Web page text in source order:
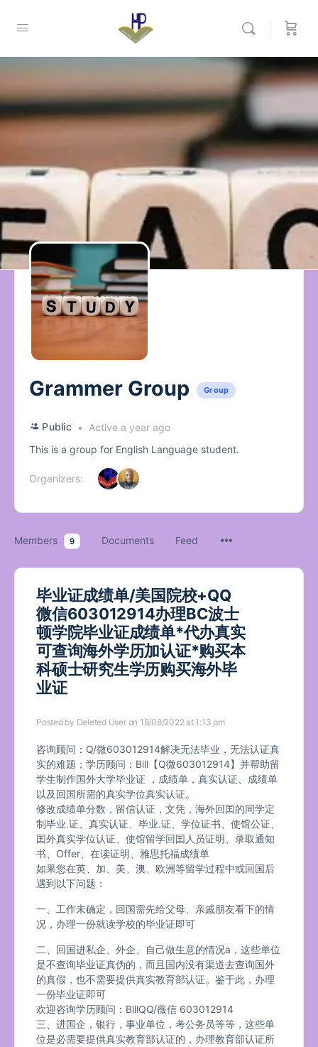
Grammer Group Group
Public
Active a year ago
This is a group for English Language student.
Organizers:
Members 9 Documents Feed
毕业证成绩单/美国院校+QQ
微信603012914办理BC波士
顿学院毕业证成绩单*代办真实
可查询海外学历加认证*购买本
科硕士研究生学历购买海外毕
业证
Posted by Deleted User on 18/08/2022 at 1:13 pm
咨询顾问：Q/微603012914解决无法毕业，无法认证真
实的难题；学历顾问：Bill【Q微603012914】并帮助留
学生制作国外大学毕业证 ，成绩单，真实认证、成绩单
以及回国所需的真实学位真实认证。
修改成绩单分数，留信认证，文凭，海外回囯的同学定
制毕业.证、真实认证、毕业.证、学位证书、使馆公证、
囯外真实学位认证、使馆留学回囯人员证明、录取通知
书、Offer、在读证明、雅思托福成绩单
如果您在英、加、美、澳、欧洲等留学过程中或回国后
遇到以下问题：
一、工作未确定，回国需先给父母、亲戚朋友看下的情
况，办理一份就读学校的毕业证即可
二、回国进私企、外企、自己做生意的情况a，这些单位
是不查询毕业证真伪的，而且国内没有渠道去查询国外
的真假，也不需要提供真实教育部认证。鉴于此，办理
一份毕业证即可
欢迎咨询学历顾问：BillQQ/薇信 603012914
三、进国企，银行，事业单位，考公务员等等，这些单
位是必需要提供真实教育部认证的，办理教育部认证所